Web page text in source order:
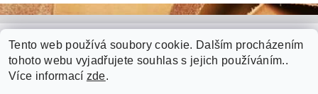
RECENZE Brašnářství Smetana (GOOGLE)
Fotogalerie zakázkové výroby
Tento web používá soubory cookie. Dalším procházením
tohoto webu vyjadřujete souhlas s jejich používáním..
Více informací zde.